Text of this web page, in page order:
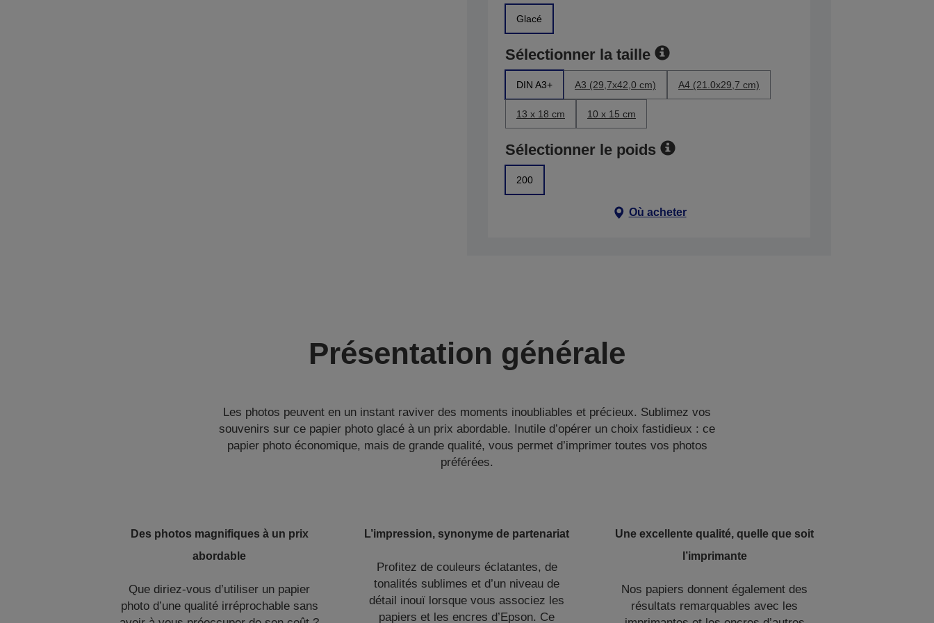
Glacé
Sélectionner la taille
DIN A3+ A3 (29,7x42,0 cm) A4 (21.0x29,7 cm)
13 x 18 cm 10 x 15 cm
Sélectionner le poids
200
Où acheter
Présentation générale
Les photos peuvent en un instant raviver des moments inoubliables et précieux. Sublimez vos
souvenirs sur ce papier photo glacé à un prix abordable. Inutile d’opérer un choix fastidieux : ce
papier photo économique, mais de grande qualité, vous permet d’imprimer toutes vos photos
préférées.
Des photos magnifiques à un prix
abordable
Que diriez-vous d’utiliser un papier
photo d’une qualité irréprochable sans
L’impression, synonyme de partenariat
Profitez de couleurs éclatantes, de
tonalités sublimes et d’un niveau de
détail inouï lorsque vous associez les
papiers et les encres d’Epson. Ce
Une excellente qualité, quelle que soit
l’imprimante
Nos papiers donnent également des
résultats remarquables avec les